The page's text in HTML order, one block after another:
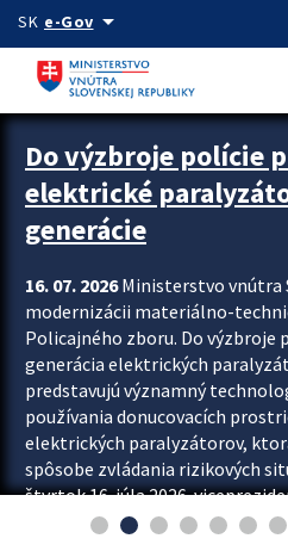
Preskocit na hlavný obsah
SK e-Govarrow_drop_down
Zastavit automatický posun upútavok
Do výzbroje polície
elektrické
generácie
16. 07. 2026Ministerstvo vnútra
modernizácii materiálno-
Policajného zboru. Do výzbroje
generácia elektrických
predstavujú významný
používania donucovacích
elektrických paralyzátorov,
spôsobe zvládania rizikových
štvrtok 16. júla 2026
Rastislav Polakovič a riaditeľ